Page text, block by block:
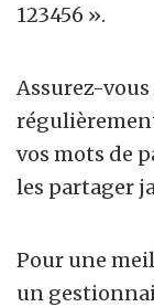
123456 ».
Assurez-
vos mots de
les partager
Pour une
un